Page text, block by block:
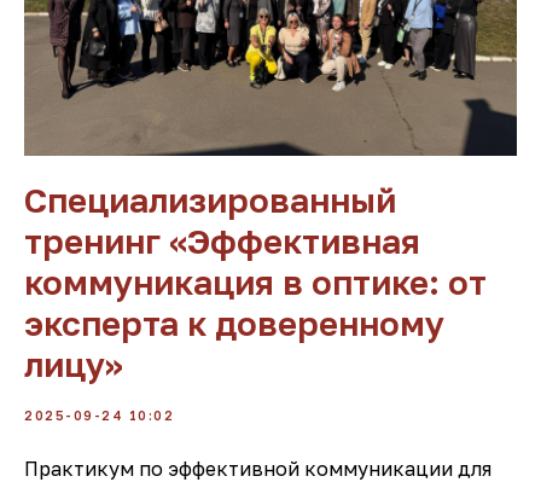
Специализированный
тренинг «Эффективная
коммуникация в оптике: от
эксперта к доверенному
лицу»
2025-09-24 10:02
Практикум по эффективной коммуникации для